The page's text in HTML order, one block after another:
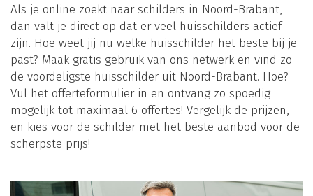
Als je online zoekt naar schilders in Noord-Brabant,
dan valt je direct op dat er veel huisschilders actief
zijn. Hoe weet jij nu welke huisschilder het beste bij je
past? Maak gratis gebruik van ons netwerk en vind zo
de voordeligste huisschilder uit Noord-Brabant. Hoe?
Vul het offerteformulier in en ontvang zo spoedig
mogelijk tot maximaal 6 offertes! Vergelijk de prijzen,
en kies voor de schilder met het beste aanbod voor de
scherpste prijs!